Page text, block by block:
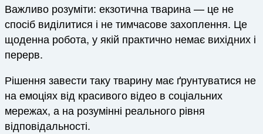
Важливо розуміти: екзотична тварина — це не
спосіб виділитися і не тимчасове захоплення. Це
щоденна робота, у якій практично немає вихідних і
перерв.
Рішення завести таку тварину має ґрунтуватися не
на емоціях від красивого відео в соціальних
мережах, а на розумінні реального рівня
відповідальності.